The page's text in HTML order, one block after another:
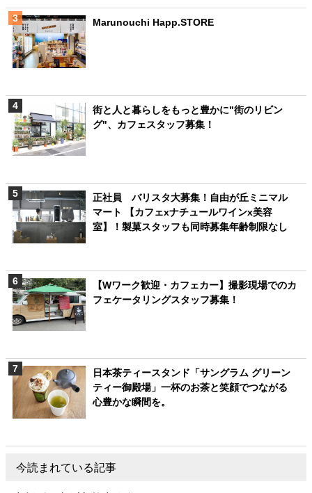
Marunouchi Happ.STORE
街と人と暮らしをもっと豊かに"街のリビン
グ"、カフェスタッフ募集！
正社員 バリスタ大募集！自由が丘ミニマル
マート 【カフェxナチュールワインx美容
室】！製菓スタッフも同時募集年齢制限なし
【Wワーク歓迎・カフェカー】撮影現場でのカ
フェケータリングスタッフ募集！
日本茶ティースタンド「サングラム グリーン
ティー御殿場」一杯のお茶と笑顔でつながる
心豊かな瞬間を。
今読まれている記事